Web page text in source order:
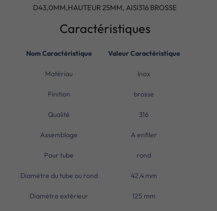
D43,0MM,HAUTEUR 25MM, AISI316 BROSSE
Caractéristiques
Nom Caractéristique Valeur Caractéristique
Matériau Inox
Finition brosse
Qualité 316
Assemblage A enfiler
Pour tube rond
Diamètre du tube ou rond 42,4 mm
Diamètre extérieur 125 mm